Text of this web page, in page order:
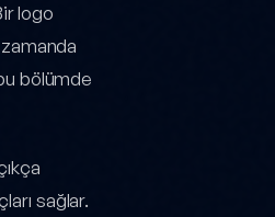
logo
bölümde
sağlar.